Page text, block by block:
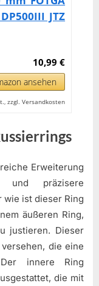
JTZ
10,99 €
ansehen
zzgl. Versandkosten
Erweiterung
und präzisere
wie ist dieser Ring
äußeren Ring,
justieren. Dieser
die eine
innere Ring
die mit